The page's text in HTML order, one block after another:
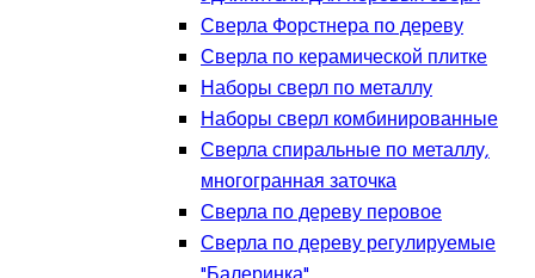
Сверла Форстнера по дереву
Сверла по керамической плитке
Наборы сверл по металлу
Наборы сверл комбинированные
Сверла спиральные по металлу,
многогранная заточка
Сверла по дереву перовое
Сверла по дереву регулируемые